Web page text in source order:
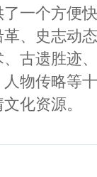
一个方便
、史志动
古遗胜迹
物传略等
化资源。